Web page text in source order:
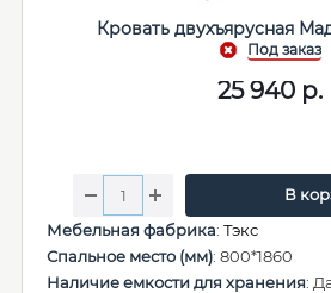
Кровать двухъярусная
25 940 р.
В
Мебельная фабрика: Тэкс
Спальное место (мм): 800*1860
Наличие емкости для хранения: